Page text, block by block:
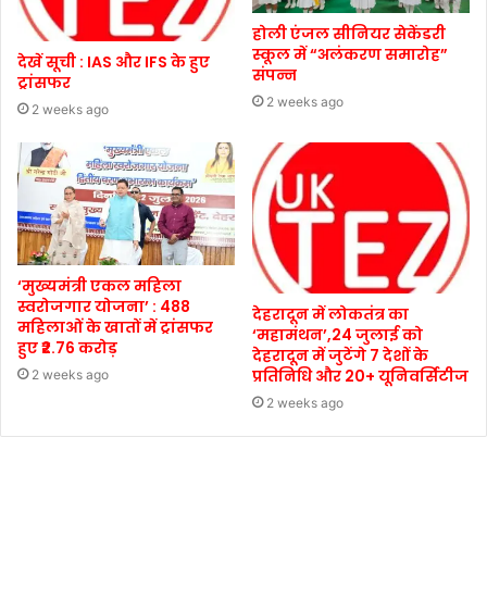
देखें सूची : IAS और IFS के हुए
ट्रांसफर
2 weeks ago
होली एंजल सीनियर सेकेंडरी
स्कूल में “अलंकरण समारोह”
संपन्न
2 weeks ago
‘मुख्यमंत्री एकल महिला
स्वरोजगार योजना’ : 488
महिलाओं के खातों में ट्रांसफर
हुए ₹2.76 करोड़
2 weeks ago
देहरादून में लोकतंत्र का
‘महामंथन’,24 जुलाई को
देहरादून में जुटेंगे 7 देशों के
प्रतिनिधि और 20+ यूनिवर्सिटीज
2 weeks ago